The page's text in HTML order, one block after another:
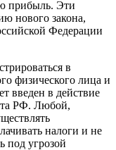
прибыль. Эти
нового закона,
Федерации
в
физического лица и
введен в действие
РФ. Любой,
налоги и не
под угрозой